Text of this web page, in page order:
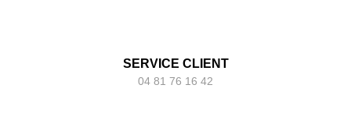
SERVICE CLIENT
04 81 76 16 42